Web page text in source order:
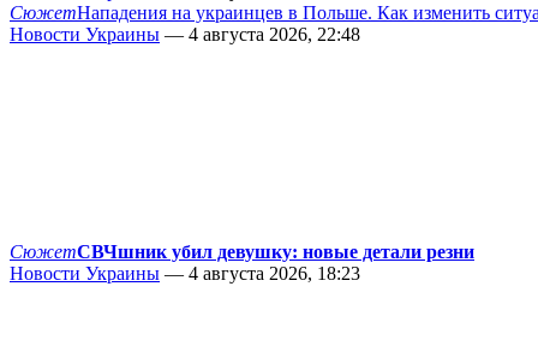
СюжетНападения на украинцев в Польше. Как изменить
Новости Украины — 4 августа 2026, 22:48
СюжетСВЧшник убил девушку: новые детали резни
Новости Украины — 4 августа 2026, 18:23